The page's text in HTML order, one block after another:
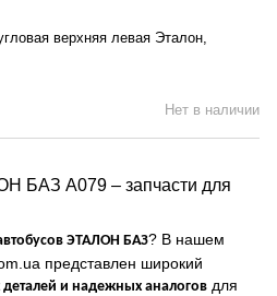
верхняя левая Эталон,
Нет в наличии
БАЗ А079 – запчасти для
ЭТАЛОН БАЗ? В нашем
представлен широкий
и надежных аналогов для